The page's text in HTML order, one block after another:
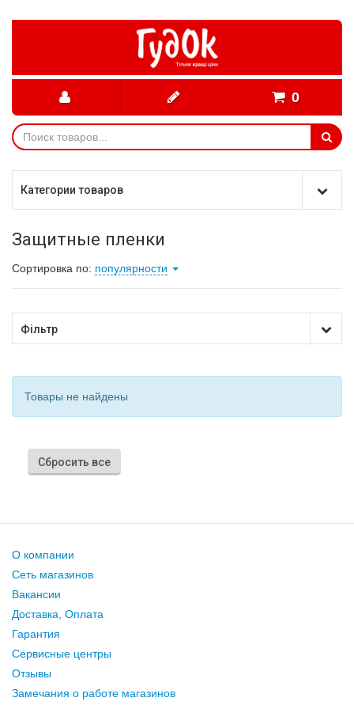
0
Категории товаров
Защитные пленки
Сортировка по: популярности
Фільтр
Товары не найдены
Сбросить все
О компании
Сеть магазинов
Вакансии
Доставка, Оплата
Гарантия
Сервисные центры
Отзывы
Замечания о работе магазинов